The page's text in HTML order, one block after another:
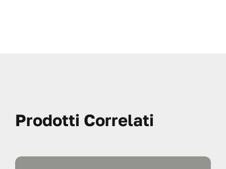
Prodotti Correlati